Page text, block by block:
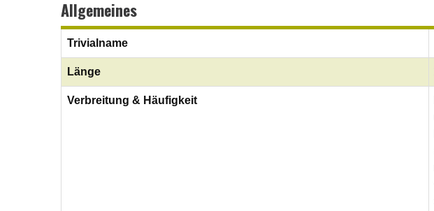
Allgemeines
Trivialname
Länge
Verbreitung & Häufigkeit